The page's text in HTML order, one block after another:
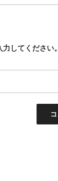
してください。